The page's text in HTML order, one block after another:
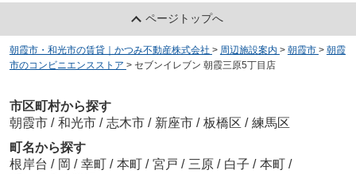
ページトップへ
朝霞市・和光市の賃貸｜かつみ不動産株式会社 > 周辺施設案内 > 朝霞市 > 朝霞
市のコンビニエンスストア > セブンイレブン 朝霞三原5丁目店
市区町村から探す
朝霞市 / 和光市 / 志木市 / 新座市 / 板橋区 / 練馬区
町名から探す
根岸台 / 岡 / 幸町 / 本町 / 宮戸 / 三原 / 白子 / 本町 /